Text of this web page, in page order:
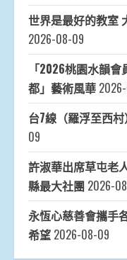
世界是最好的教室
2026-08-09
「2026桃園水韻
都」藝術風華
台7線（羅浮至西
09
許淑華出席草屯老
縣最大社團 2026-
永恆心慈善會攜手
希望 2026-08-09